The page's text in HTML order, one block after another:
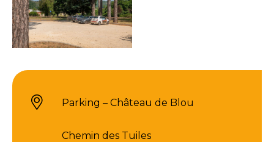
Parking – Château de Blou
Chemin des Tuiles